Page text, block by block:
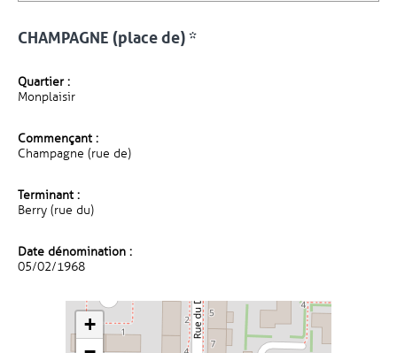
CHAMPAGNE (place de) *
Quartier :
Monplaisir
Commençant :
Champagne (rue de)
Terminant :
Berry (rue du)
Date dénomination :
05/02/1968
+